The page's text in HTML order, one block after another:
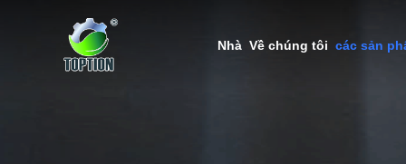
Nhà Về chúng tôi các sản